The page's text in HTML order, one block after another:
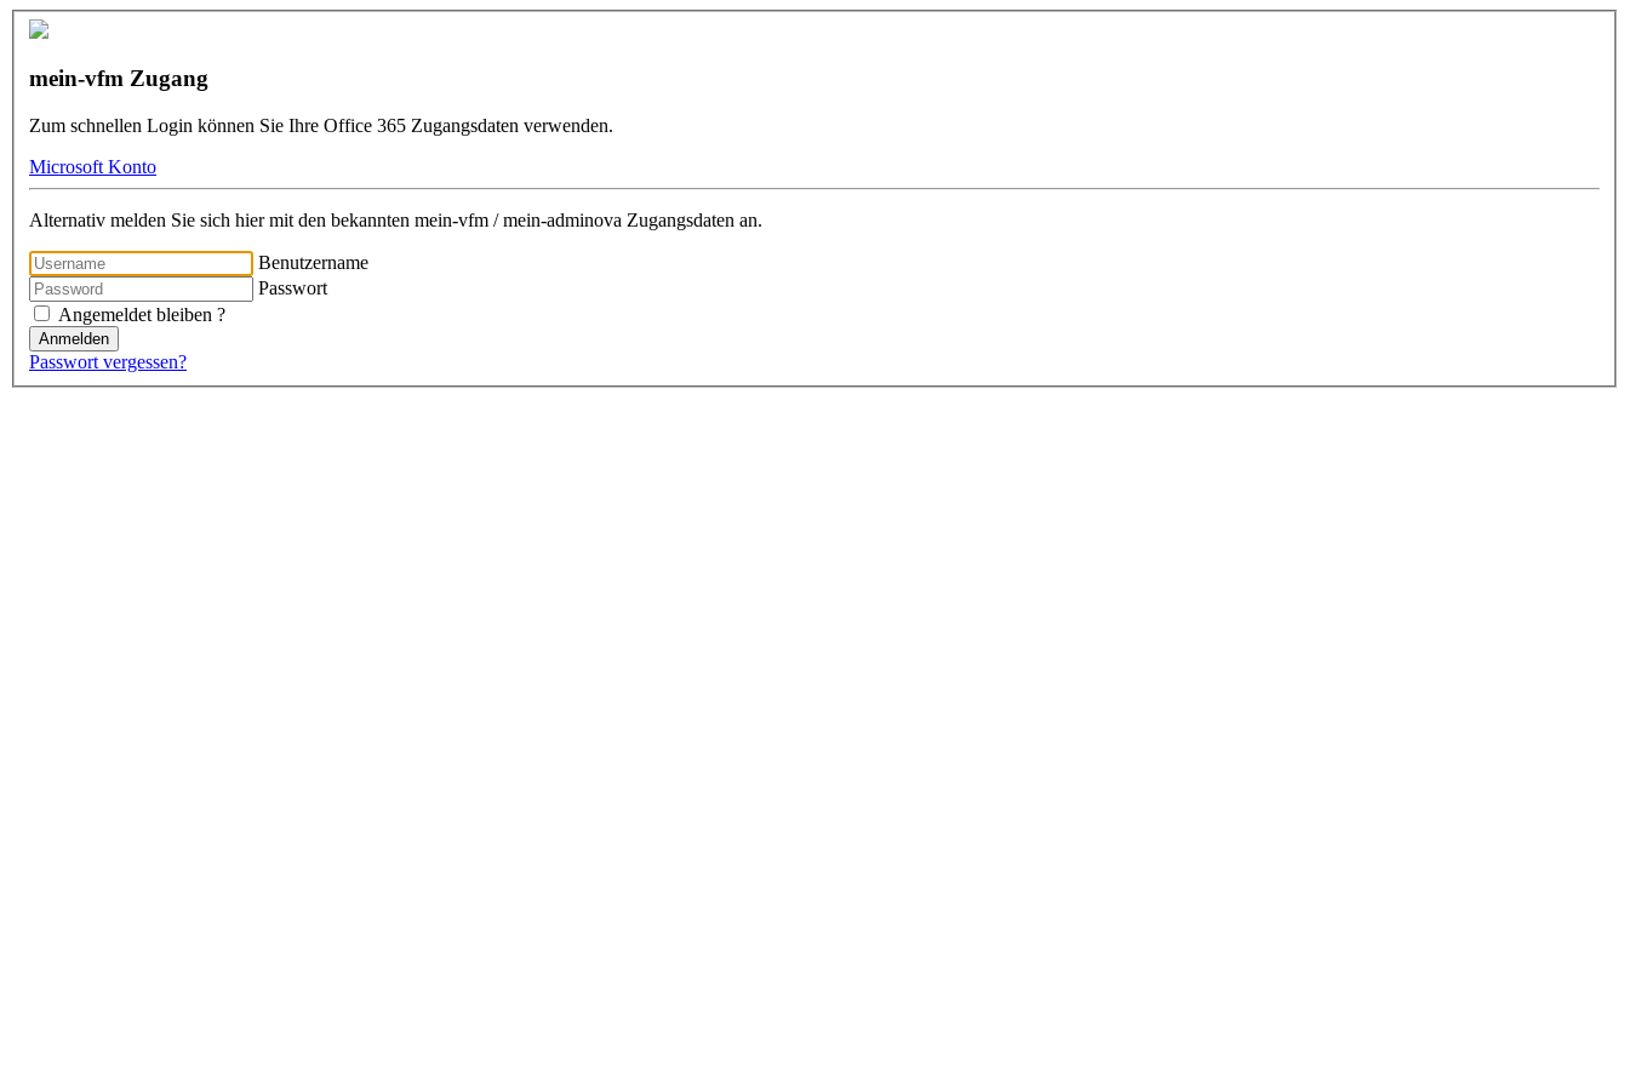
mein-vfm Zugang
Zum schnellen Login können Sie Ihre Office 365 Zugangsdaten verwenden.
Microsoft Konto
Alternativ melden Sie sich hier mit den bekannten mein-vfm / mein-adminova Zugangsdaten an.
Benutzername
Passwort
Angemeldet bleiben ?
Anmelden
Passwort vergessen?